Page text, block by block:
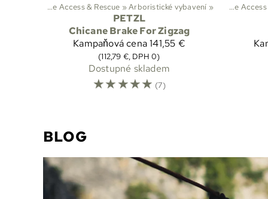
Arborist, Rope Access & Rescue ‪»Arboristické vybavení ‪»
PETZL
Chicane Brake For Zigzag
Kampaňová cena141,55 €
(112,79 €, DPH 0)
Dostupné skladem
☆☆☆☆☆ (7)
Sporty ‪» Lezení‪» Arborist, Rope
Sporty‪»
BLOG